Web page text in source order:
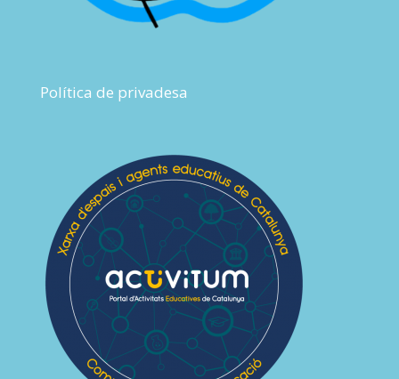
Política de privadesa